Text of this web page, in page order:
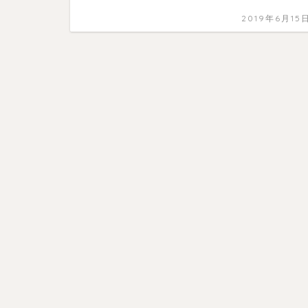
2019年6月15